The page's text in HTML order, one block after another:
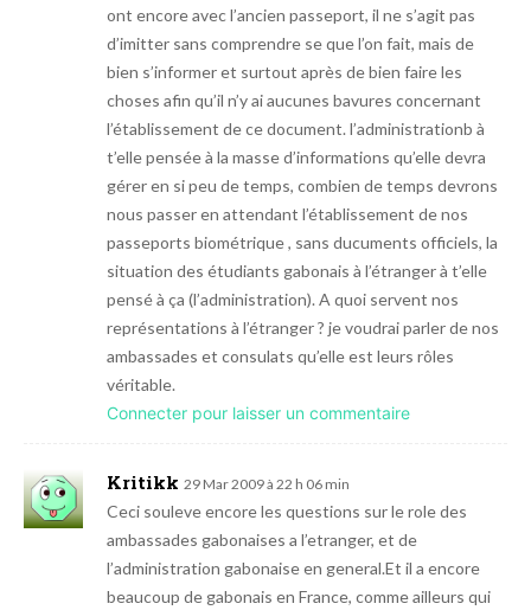
ont encore avec l’ancien passeport, il ne s’agit pas
d’imitter sans comprendre se que l’on fait, mais de
bien s’informer et surtout après de bien faire les
choses afin qu’il n’y ai aucunes bavures concernant
l’établissement de ce document. l’administrationb à
t’elle pensée à la masse d’informations qu’elle devra
gérer en si peu de temps, combien de temps devrons
nous passer en attendant l’établissement de nos
passeports biométrique , sans ducuments officiels, la
situation des étudiants gabonais à l’étranger à t’elle
pensé à ça (l’administration). A quoi servent nos
représentations à l’étranger ? je voudrai parler de nos
ambassades et consulats qu’elle est leurs rôles
véritable.
Connecter pour laisser un commentaire
Kritikk 29 Mar 2009 à 22 h 06 min
Ceci souleve encore les questions sur le role des
ambassades gabonaises a l’etranger, et de
l’administration gabonaise en general.Et il a encore
beaucoup de gabonais en France, comme ailleurs qui